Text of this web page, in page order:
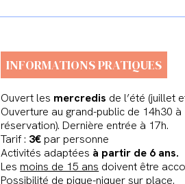
INFORMATIONS PRATIQUES
Ouvert les mercredis de l’été (juillet
Ouverture au grand-public de 14h30
réservation). Dernière entrée à 17h.
Tarif : 3€par personne
Activités adaptées à partir de 6 ans.
Lesmoins de 15 ans doivent être
Possibilité de pique-niquer sur place.